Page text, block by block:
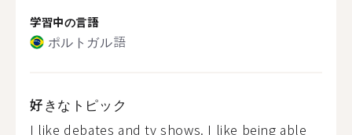
学習中の言語
ポルトガル語
好きなトピック
I like debates and tv shows. I like being able